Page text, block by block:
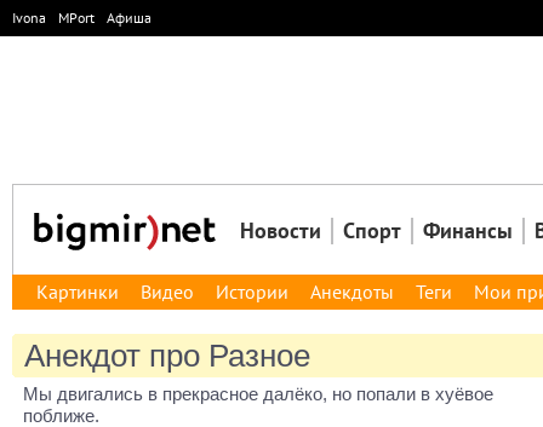
Ivona MPort Афиша
Новости Спорт Финансы
Картинки Видео Истории Анекдоты Теги Мои
Анекдот про Разное
Мы двигались в прекрасное далёко, но попали в хуёвое
поближе.